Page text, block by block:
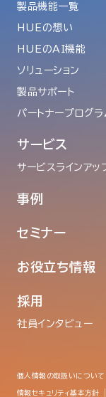
製品機能一覧
HUEの想い
HUEのAI機能
ソリューション
製品サポート
パートナープログラ
サービス
サービスラインアッ
事例
セミナー
お役立ち情報
採用
社員インタビュー
個人情報の取扱いについて
情報セキュリティ基本方針